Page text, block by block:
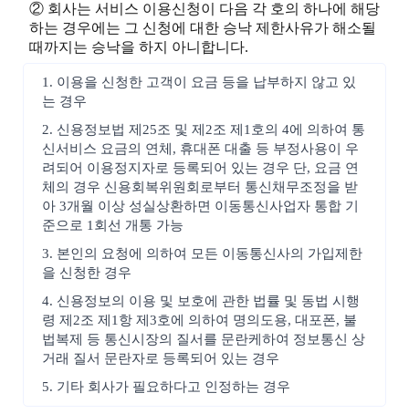
② 회사는 서비스 이용신청이 다음 각 호의 하나에 해당
하는 경우에는 그 신청에 대한 승낙 제한사유가 해소될
때까지는 승낙을 하지 아니합니다.
1. 이용을 신청한 고객이 요금 등을 납부하지 않고 있
는 경우
2. 신용정보법 제25조 및 제2조 제1호의 4에 의하여 통
신서비스 요금의 연체, 휴대폰 대출 등 부정사용이 우
려되어 이용정지자로 등록되어 있는 경우 단, 요금 연
체의 경우 신용회복위원회로부터 통신채무조정을 받
아 3개월 이상 성실상환하면 이동통신사업자 통합 기
준으로 1회선 개통 가능
3. 본인의 요청에 의하여 모든 이동통신사의 가입제한
을 신청한 경우
4. 신용정보의 이용 및 보호에 관한 법률 및 동법 시행
령 제2조 제1항 제3호에 의하여 명의도용, 대포폰, 불
법복제 등 통신시장의 질서를 문란케하여 정보통신 상
거래 질서 문란자로 등록되어 있는 경우
5. 기타 회사가 필요하다고 인정하는 경우